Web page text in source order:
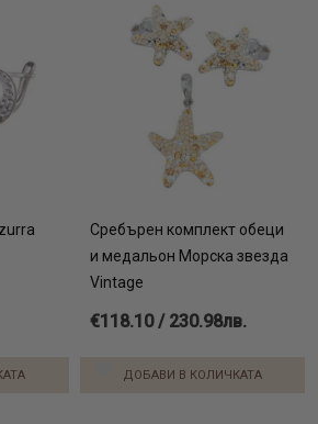
Сребърен комплект обеци
и медальон Морска звезда
Vintage
€118.10 / 230.98лв.
ДОБАВИ В КОЛИЧКАТА